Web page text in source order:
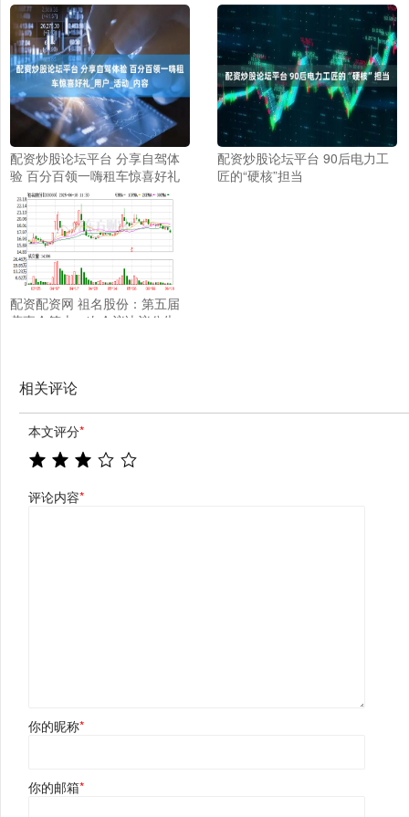
配资炒股论坛平台 分享自驾体
验 百分百领一嗨租车惊喜好礼_
用户_活动_内容
配资炒股论坛平台 90后电力工
匠的“硬核”担当
配资配资网 祖名股份：第五届
董事会第十一次会议决议公告
相关评论
本文评分*
评论内容*
你的昵称*
你的邮箱*